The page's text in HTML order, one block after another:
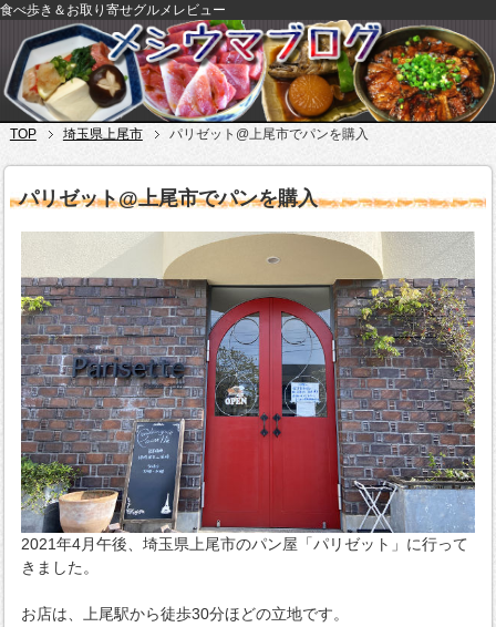
食べ歩き＆お取り寄せグルメレビュー
TOP 埼玉県上尾市 パリゼット@上尾市でパンを購入
パリゼット@上尾市でパンを購入
2021年4月午後、埼玉県上尾市のパン屋「パリゼット」に行って
きました。
お店は、上尾駅から徒歩30分ほどの立地です。